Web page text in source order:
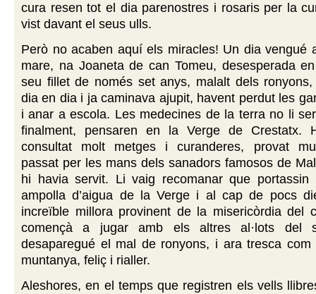
cura resen tot el dia parenostres i rosaris per la
vist davant el seus ulls.
Però no acaben aquí els miracles! Un dia vengué
mare, na Joaneta de can Tomeu, desesperada
seu fillet de només set anys, malalt dels
dia en dia i ja caminava ajupit, havent perdut les
i anar a escola. Les medecines de la terra no li
finalment, pensaren en la Verge de Crestatx.
consultat molt metges i curanderes, provat
passat per les mans dels sanadors famosos de
hi havia servit. Li vaig recomanar que portassin
ampolla d’aigua de la Verge i al cap de pocs
increïble millora provinent de la misericòrdia del
començà a jugar amb els altres al·lots del
desaparegué el mal de ronyons, i ara tresca
muntanya, feliç i rialler.
Aleshores, en el temps que registren els vells